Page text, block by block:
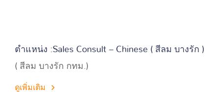
ตำแหน่ง :Sales Consult – Chinese ( สีลม บางรัก )
( สีลม บางรัก กทม.)
ดูเพิ่มเติม